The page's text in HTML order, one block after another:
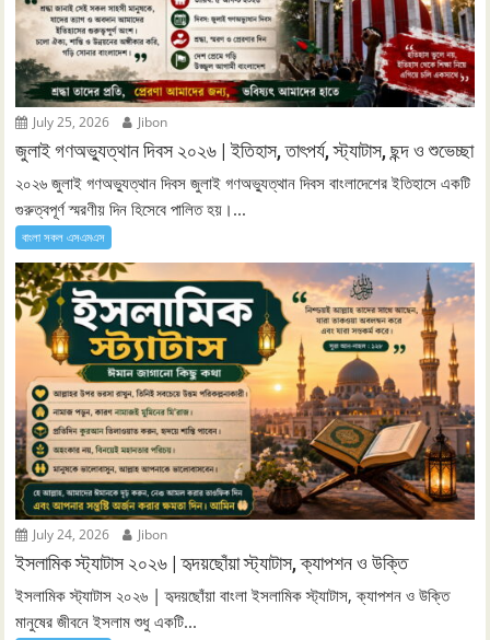
July 25, 2026 Jibon
জুলাই গণঅভ্যুত্থান দিবস ২০২৬ | ইতিহাস, তাৎপর্য, স্ট্যাটাস, ছন্দ ও শুভেচ্ছা
২০২৬ জুলাই গণঅভ্যুত্থান দিবস জুলাই গণঅভ্যুত্থান দিবস বাংলাদেশের ইতিহাসে একটি
গুরুত্বপূর্ণ স্মরণীয় দিন হিসেবে পালিত হয়।...
বাংলা সকল এসএমএস
July 24, 2026 Jibon
ইসলামিক স্ট্যাটাস ২০২৬ | হৃদয়ছোঁয়া স্ট্যাটাস, ক্যাপশন ও উক্তি
ইসলামিক স্ট্যাটাস ২০২৬ | হৃদয়ছোঁয়া বাংলা ইসলামিক স্ট্যাটাস, ক্যাপশন ও উক্তি
মানুষের জীবনে ইসলাম শুধু একটি...